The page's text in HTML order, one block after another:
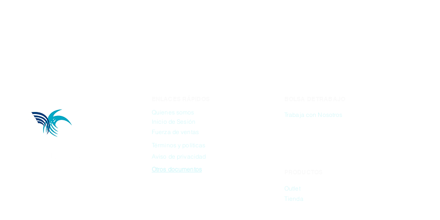
Quienes somos
Inicio de Sesión
Fuerza de ventas
Términos y políticas
Aviso de privacidad
Otros documentos
Trabaja con Nosotros
Outlet
Tienda